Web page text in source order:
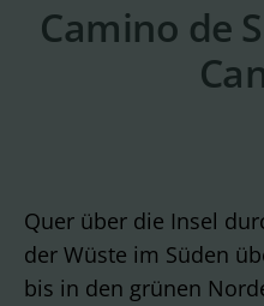
Camino de
Quer über die Insel
der Wüste im Süden
bis in den grünen